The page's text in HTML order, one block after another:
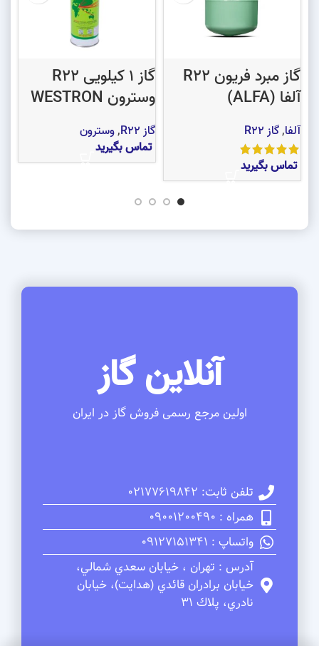
گاز مبرد فریون R22
آلفا (ALFA)
آلفا,گاز R22
تماس بگیرید
گاز 1 کیلویی R22
وسترون WESTRON
گاز R22 ,وسترون
تماس بگیرید
آنلاین گاز
اولین مرجع رسمی فروش گاز در ایران
تلفن ثابت: 02177619842
همراه : 09001200490
واتساپ : 09127151341
آدرس : تهران ، خيابان سعدي شمالي،
خيابان برادران قائدي (هدايت)، خيابان
نادري، پلاك 31